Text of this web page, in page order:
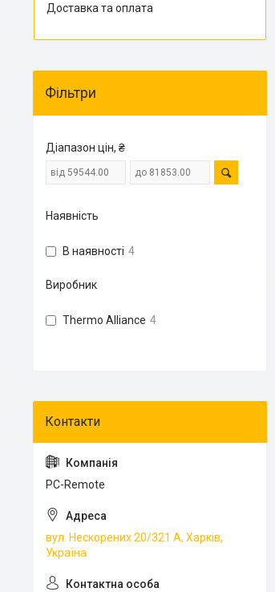
Доставка та оплата
Фільтри
Діапазон цін, ₴
Наявність
В наявності 4
Виробник
Thermo Alliance 4
PC-Remote
вул. Нескорених 20/321 А, Харків,
Україна